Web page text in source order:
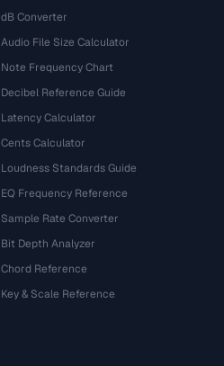
dB Converter
Audio File Size Calculator
Note Frequency Chart
Decibel Reference Guide
Latency Calculator
Cents Calculator
Loudness Standards Guide
EQ Frequency Reference
Sample Rate Converter
Bit Depth Analyzer
Chord Reference
Key & Scale Reference